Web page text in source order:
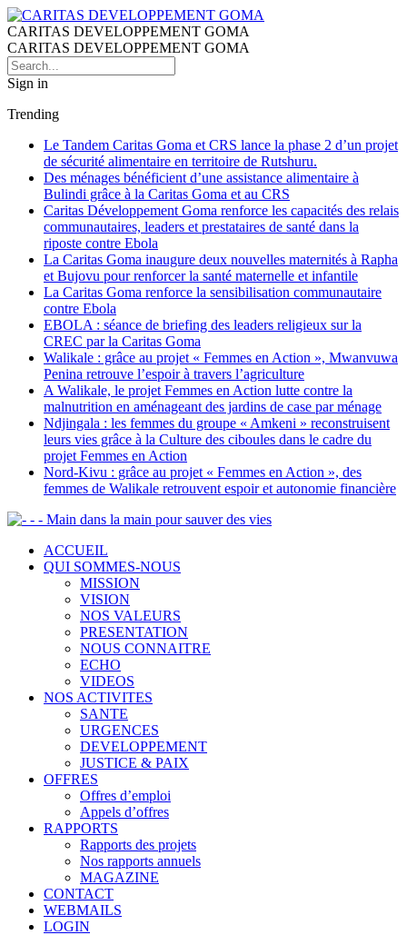
CARITAS DEVELOPPEMENT GOMA
CARITAS DEVELOPPEMENT GOMA
Sign in
Trending
Le Tandem Caritas Goma et CRS lance la phase 2 d’un projet
de sécurité alimentaire en territoire de Rutshuru.
Des ménages bénéficient d’une assistance alimentaire à
Bulindi grâce à la Caritas Goma et au CRS
Caritas Développement Goma renforce les capacités des relais
communautaires, leaders et prestataires de santé dans la
riposte contre Ebola
La Caritas Goma inaugure deux nouvelles maternités à Rapha
et Bujovu pour renforcer la santé maternelle et infantile
La Caritas Goma renforce la sensibilisation communautaire
contre Ebola
EBOLA : séance de briefing des leaders religieux sur la
CREC par la Caritas Goma
Walikale : grâce au projet « Femmes en Action », Mwanvuwa
Penina retrouve l’espoir à travers l’agriculture
A Walikale, le projet Femmes en Action lutte contre la
malnutrition en aménageant des jardins de case par ménage
Ndjingala : les femmes du groupe « Amkeni » reconstruisent
leurs vies grâce à la Culture des ciboules dans le cadre du
projet Femmes en Action
Nord-Kivu : grâce au projet « Femmes en Action », des
femmes de Walikale retrouvent espoir et autonomie financière
- - Main dans la main pour sauver des vies
ACCUEIL
QUI SOMMES-NOUS
MISSION
VISION
NOS VALEURS
PRESENTATION
NOUS CONNAITRE
ECHO
VIDEOS
NOS ACTIVITES
SANTE
URGENCES
DEVELOPPEMENT
JUSTICE & PAIX
OFFRES
Offres d’emploi
Appels d’offres
RAPPORTS
Rapports des projets
Nos rapports annuels
MAGAZINE
CONTACT
WEBMAILS
LOGIN